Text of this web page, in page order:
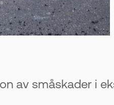
av småskader i